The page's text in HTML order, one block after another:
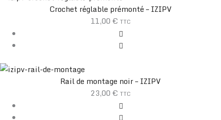
Crochet réglable prémonté – IZIPV
11,00 € TTC
Rail de montage noir – IZIPV
23,00 € TTC